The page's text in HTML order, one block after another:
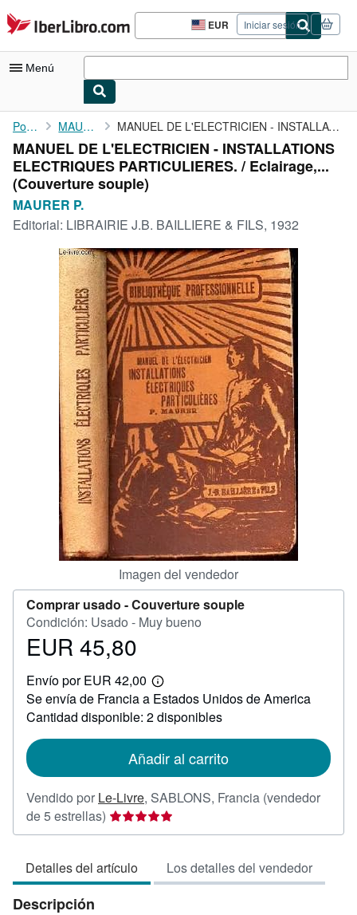
Pasar al contenido principal
IberLibro.com EUR
Preferencias
de
del
Iniciar sesión
Menú
Mi cuenta
Consultar mis pedidos
Búsqueda avanzada
Colecciones
Arte y coleccionismo
Vendedores
Comenzar a vender
CERRAR
Portada MAURER P. MANUEL DE L'ELECTRICIEN - INSTALLATIONS ELECTRIQUES ...
MANUEL DE L'ELECTRICIEN - INSTALLATIONS
ELECTRIQUES PARTICULIERES. / Eclairage,...
(Couverture souple)
MAURER P.
Editorial: LIBRAIRIE J.B. BAILLIERE & FILS, 1932
Imagen del vendedor
Comprar usado -Couverture souple
Condición: Usado - Muy bueno
Precio
45,80
EUR 45,80
Envío por EUR 42,00
Más
información
sobre
las
envío
Se envía de Francia a Estados Unidos de America
Cantidad disponible: 2 disponibles
Añadir al carrito
Vendido por Le-Livre, SABLONS, Francia (vendedor
de 5 estrellas) Calificación
del
5
de
Detalles del artículo Los detalles del vendedor
Descripción